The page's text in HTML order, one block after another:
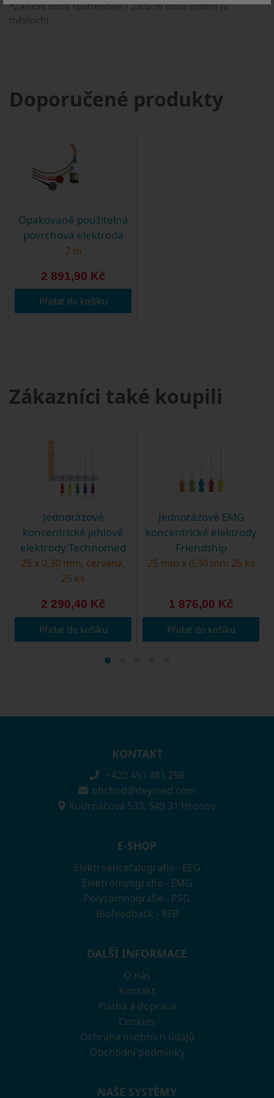
*Záruční doba spotřebitelé / Záruční doba ostatní (v
měsících)
Doporučené produkty
Opakovaně použitelná
povrchová elektroda
2 m
2 891,90 Kč
Přidat do košíku
Zákazníci také koupili
Jednorázové
koncentrické jehlové
elektrody Technomed
25 x 0,30 mm, červená,
25 ks
2 290,40 Kč
Přidat do košíku
Jednorázové EMG
koncentrické elektrody
Friendship
25 mm x 0,30 mm 25 ks
1 876,00 Kč
Přidat do košíku
KONTAKT
+420 491 481 298
obchod@deymed.com
Kudrnáčova 533, 549 31 Hronov
E-SHOP
Elektroencefalografie - EEG
Elektromyografie - EMG
Polysomnografie - PSG
Biofeedback - BFB
DALŠÍ INFORMACE
O nás
Kontakt
Platba a doprava
Cookies
Ochrana osobních údajů
Obchodní podmínky
NAŠE SYSTÉMY